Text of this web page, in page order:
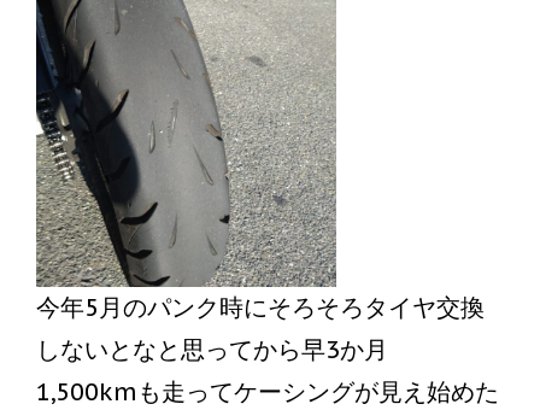
今年5月のパンク時にそろそろタイヤ交換
しないとなと思ってから早3か月
1,500kmも走ってケーシングが見え始めた